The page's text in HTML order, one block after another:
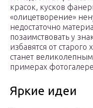
красок, кусков
«олицетворение»
недостаточно
позаимствовать у
избавятся от
станет
примерах
Яркие идеи